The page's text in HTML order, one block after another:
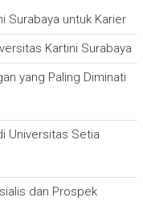
Surabaya untuk Karier
Kartini Surabaya
yang Paling Diminati
Universitas Setia
dan Prospek